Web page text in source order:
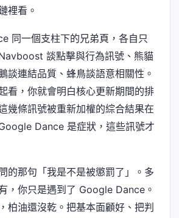
裡看。
同一個支柱下的兄弟頁，各自只
談點擊與行為訊號、熊貓
談連結品質、蜂鳥談語意相關性。
看，你就會明白核心更新期間的排
幾條訊號被重新加權的綜合結果在
Dance 是症狀，這些訊號才
的那句「我是不是被懲罰了」。多
，你只是遇到了 Google Dance。
柏油還沒乾。把基本面顧好、把判